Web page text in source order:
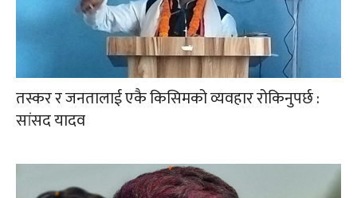
तस्कर र जनतालाई एकै किसिमको व्यवहार रोकिनुपर्छ :
सांसद यादव